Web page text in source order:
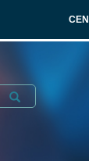
Submit